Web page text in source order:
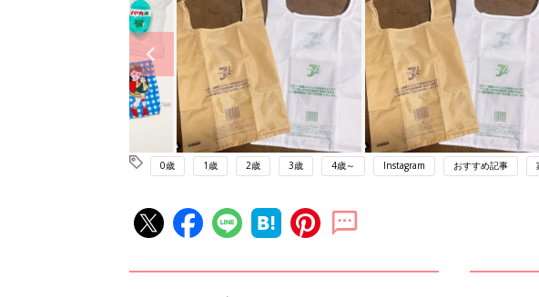
0歳 1歳 2歳 3歳 4歳～ Instagram おすすめ記事